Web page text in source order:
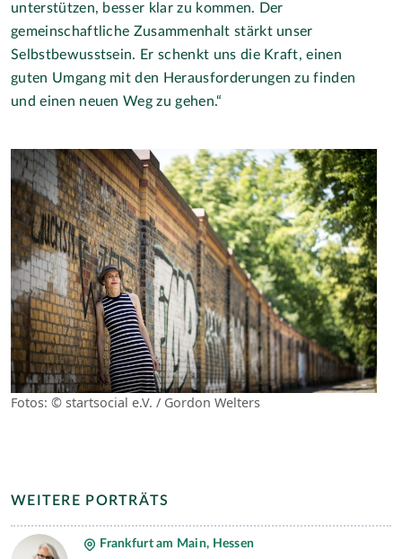
unterstützen, besser klar zu kommen. Der
gemeinschaftliche Zusammenhalt stärkt unser
Selbstbewusstsein. Er schenkt uns die Kraft, einen
guten Umgang mit den Herausforderungen zu finden
und einen neuen Weg zu gehen.“
Fotos: © startsocial e.V. / Gordon Welters
WEITERE PORTRÄTS
Frankfurt am Main, Hessen